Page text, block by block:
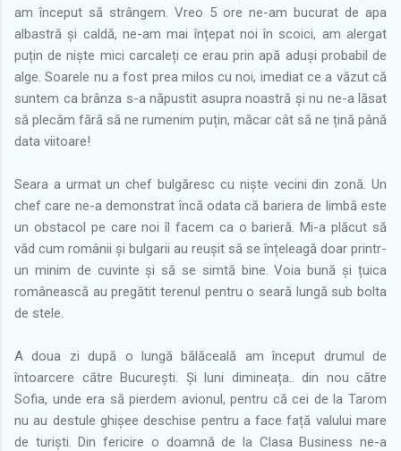
am început să strângem. Vreo 5 ore ne-am bucurat de apa
albastră și caldă, ne-am mai înțepat noi în scoici, am alergat
puțin de niște mici carcaleți ce erau prin apă aduși probabil de
alge. Soarele nu a fost prea milos cu noi, imediat ce a văzut că
suntem ca brânza s-a năpustit asupra noastră și nu ne-a lăsat
să plecăm fără să ne rumenim puțin, măcar cât să ne țină până
data viitoare!
Seara a urmat un chef bulgăresc cu niște vecini din zonă. Un
chef care ne-a demonstrat încă odata că bariera de limbă este
un obstacol pe care noi îl facem ca o barieră. Mi-a plăcut să
văd cum românii și bulgarii au reușit să se înțeleagă doar printr-
un minim de cuvinte și să se simtă bine. Voia bună și țuica
românească au pregătit terenul pentru o seară lungă sub bolta
de stele.
A doua zi după o lungă bălăceală am început drumul de
întoarcere către București. Și luni dimineața.. din nou către
Sofia, unde era să pierdem avionul, pentru că cei de la Tarom
nu au destule ghișee deschise pentru a face față valului mare
de turiști. Din fericire o doamnă de la Clasa Business ne-a